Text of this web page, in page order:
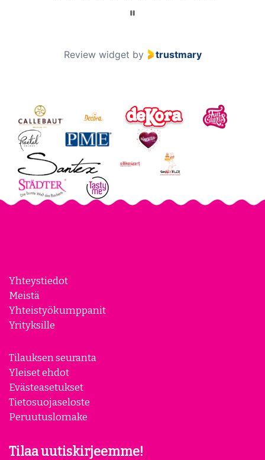
Review widget by trustmary
Yhteystiedot
Meistä
Yhteistyökumppanit
Yrityksille
Tilauksen seuranta
Yleiset ehdot
Evästeasetukset
Tietosuojaseloste
Peruutuslomake
Tilaa uutiskirjeemme!